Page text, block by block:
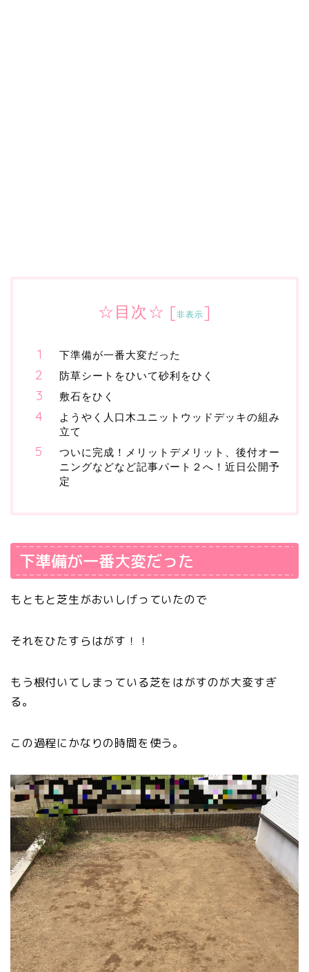
☆目次☆ [非表示]
下準備が一番大変だった
防草シートをひいて砂利をひく
敷石をひく
ようやく人口木ユニットウッドデッキの組み
立て
ついに完成！メリットデメリット、後付オー
ニングなどなど記事パート２へ！近日公開予
定
下準備が一番大変だった
もともと芝生がおいしげっていたので
それをひたすらはがす！！
もう根付いてしまっている芝をはがすのが大変すぎ
る。
この過程にかなりの時間を使う。